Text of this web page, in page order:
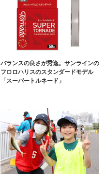
バランスの良さが秀逸。サンラインの
フロロハリスのスタンダードモデル
「スーパートルネード」